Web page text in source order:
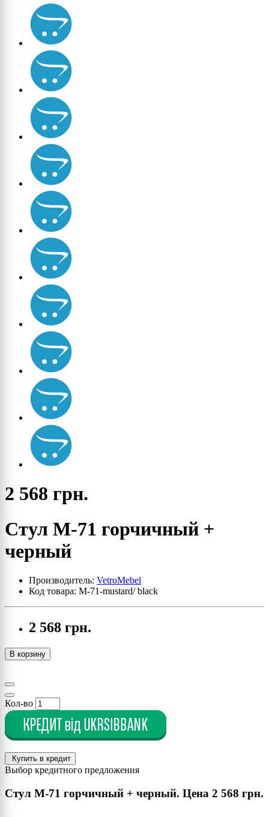
2 568 грн.
Cтул M-71 горчичный +
черный
Производитель: VetroMebel
Код товара: M-71-mustard/ black
2 568 грн.
В корзину
Кол-во
Купить в кредит
Выбор кредитного предложения
Cтул M-71 горчичный + черный. Цена 2 568 грн.